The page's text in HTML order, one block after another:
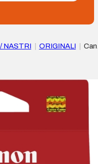
NASTRI ORIGINALI